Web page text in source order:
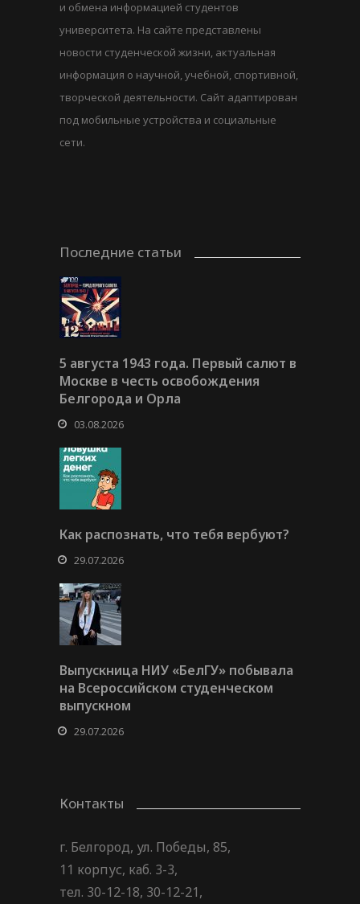
и обмена информацией студентов
университета. На сайте представлены
новости студенческой жизни, актуальная
информация о научной, учебной, спортивной,
творческой деятельности. Сайт адаптирован
под мобильные устройства и социальные
сети.
Последние статьи
5 августа 1943 года. Первый салют в
Москве в честь освобождения
Белгорода и Орла
03.08.2026
Как распознать, что тебя вербуют?
29.07.2026
Выпускница НИУ «БелГУ» побывала
на Всероссийском студенческом
выпускном
29.07.2026
Контакты
г. Белгород, ул. Победы, 85,
11 корпус, каб. 3-3,
тел. 30-12-18, 30-12-21,